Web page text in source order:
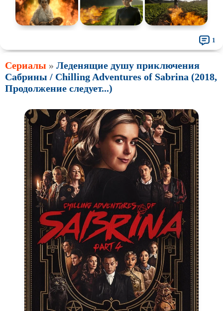
1
Сериалы » Леденящие душу приключения
Сабрины / Chilling Adventures of Sabrina (2018,
Продолжение следует...)